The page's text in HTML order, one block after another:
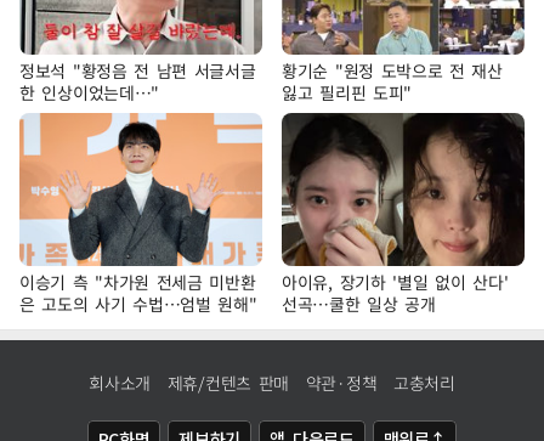
정보석 "황정음 전 남편 서글서글
한 인상이었는데…"
황기순 "원정 도박으로 전 재산
잃고 필리핀 도피"
이승기 측 "차가원 전세금 미반환
은 고도의 사기 수법…엄벌 원해"
아이유, 장기하 '별일 없이 산다'
선곡…쿨한 일상 공개
회사소개 제휴/컨텐츠 판매 약관·정책 고충처리